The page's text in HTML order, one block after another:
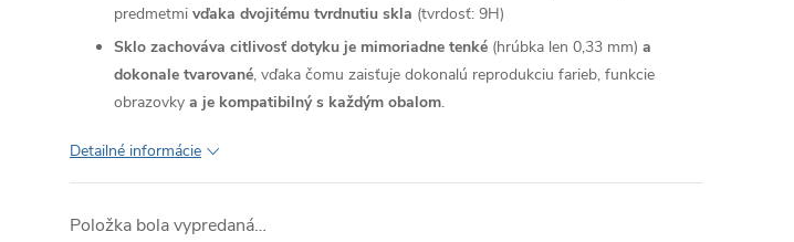
predmetmi vďaka dvojitému tvrdnutiu skla (tvrdosť: 9H)
Sklo zachováva citlivosť dotyku je mimoriadne tenké (hrúbka len 0,33 mm) a
dokonale tvarované, vďaka čomu zaisťuje dokonalú reprodukciu farieb, funkcie
obrazovky a je kompatibilný s každým obalom.
Detailné informácie
Položka bola vypredaná…